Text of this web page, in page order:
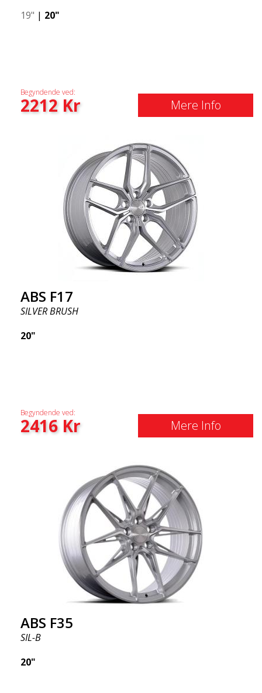
19" | 20"
Begyndende ved:
2212Kr Mere Info
ABS F17
SILVER BRUSH
20"
Begyndende ved:
2416Kr Mere Info
ABS F35
SIL-B
20"